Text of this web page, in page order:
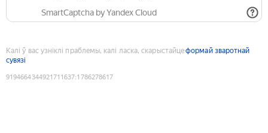
SmartCaptcha by Yandex Cloud
Калі ў вас узніклі праблемы, калі ласка, скарыстайцеформай зваротнай
сувязі
9194664344921711637:1786278617